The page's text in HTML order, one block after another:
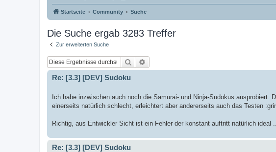
Startseite Community Suche
Die Suche ergab 3283 Treffer
Zur erweiterten Suche
Suche
Re: [3.3] [DEV] Sudoku
Ich habe inzwischen auch noch die Samurai- und Ninja-Sudokus ausprobiert.
einerseits natürlich schlecht, erleichtert aber andererseits auch das Testen
Richtig, aus Entwickler Sicht ist ein Fehler der konstant auftritt natürlich ideal
Re: [3.3] [DEV] Sudoku